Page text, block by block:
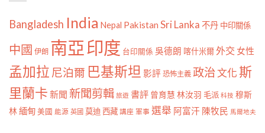
Bangladesh India Nepal Pakistan Sri Lanka 不丹 中印關係
中國 伊朗 南亞印度 台印關係 吳德朗 喀什米爾外交 女性
孟加拉 尼泊爾 巴基斯坦 影評 恐怖主義 政治文化斯
里蘭卡 新聞 新聞剪輯 旅遊 書評 曾育慧 林汝羽 毛派 科技 穆斯
林 緬甸 美國 能源 英國 莫迪 西藏 講座 軍事 選舉 阿富汗 陳牧民 馬爾地夫